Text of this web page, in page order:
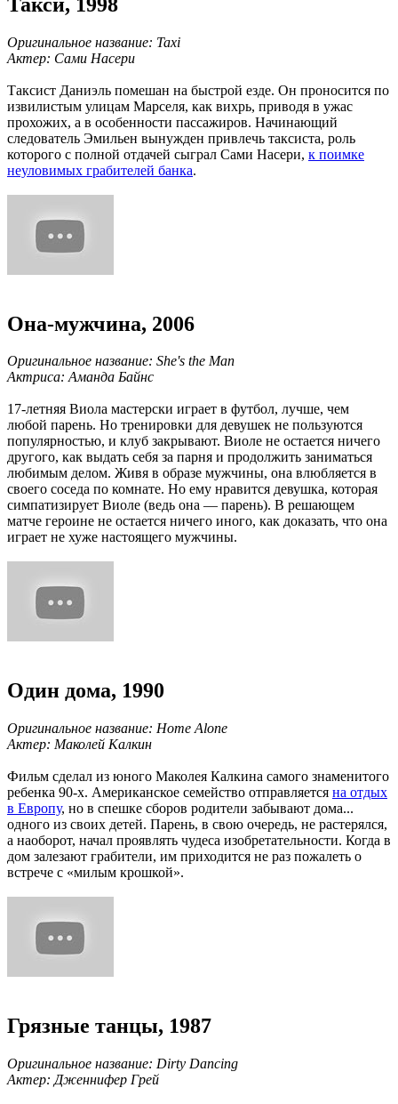
Оригинальное название: Taxi
Актер: Сами Насери
Таксист Даниэль помешан на быстрой езде. Он проносится по
извилистым улицам Марселя, как вихрь, приводя в ужас
прохожих, а в особенности пассажиров. Начинающий
следователь Эмильен вынужден привлечь таксиста, роль
которого с полной отдачей сыграл Сами Насери, к поимке
неуловимых грабителей банка.
Она-мужчина, 2006
Оригинальное название: She's the Man
Актриса: Аманда Байнс
17-летняя Виола мастерски играет в футбол, лучше, чем
любой парень. Но тренировки для девушек не пользуются
популярностью, и клуб закрывают. Виоле не остается ничего
другого, как выдать себя за парня и продолжить заниматься
любимым делом. Живя в образе мужчины, она влюбляется в
своего соседа по комнате. Но ему нравится девушка, которая
симпатизирует Виоле (ведь она — парень). В решающем
матче героине не остается ничего иного, как доказать, что она
играет не хуже настоящего мужчины.
Один дома, 1990
Оригинальное название: Home Alone
Актер: Маколей Калкин
Фильм сделал из юного Маколея Калкина самого знаменитого
ребенка 90-х. Американское семейство отправляется на отдых
в Европу, но в спешке сборов родители забывают дома...
одного из своих детей. Парень, в свою очередь, не растерялся,
а наоборот, начал проявлять чудеса изобретательности. Когда в
дом залезают грабители, им приходится не раз пожалеть о
встрече с «милым крошкой».
Грязные танцы, 1987
Оригинальное название: Dirty Dancing
Актер: Дженнифер Грей